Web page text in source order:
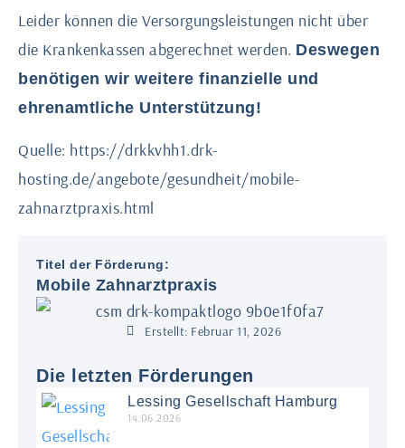
Leider können die Versorgungsleistungen nicht über
die Krankenkassen abgerechnet werden. Deswegen
benötigen wir weitere finanzielle und
ehrenamtliche Unterstützung!
Quelle: https://drkkvhh1.drk-
hosting.de/angebote/gesundheit/mobile-
zahnarztpraxis.html
Titel der Förderung:
Mobile Zahnarztpraxis
Erstellt: Februar 11, 2026
Die letzten Förderungen
Lessing Gesellschaft Hamburg
14.06.2026